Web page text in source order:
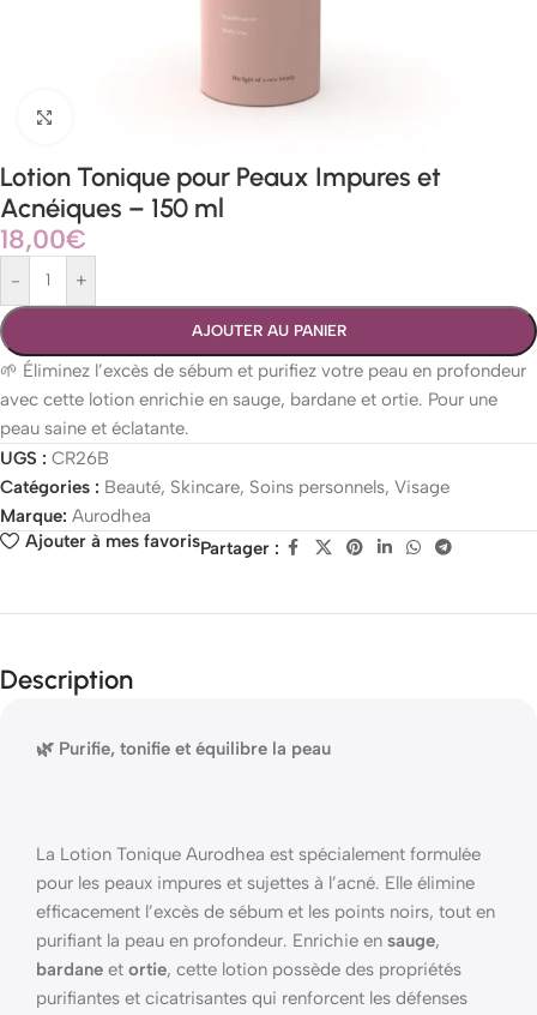
Lotion Tonique pour Peaux Impures et
Acnéiques – 150 ml
18,00€
- +
AJOUTER AU PANIER
🌱 Éliminez l’excès de sébum et purifiez votre peau en profondeur
avec cette lotion enrichie en sauge, bardane et ortie. Pour une
peau saine et éclatante.
UGS : CR26B
Catégories : Beauté, Skincare, Soins personnels, Visage
Marque: Aurodhea
Ajouter à mes favorisPartager :
Description
🌿 Purifie, tonifie et équilibre la peau
La Lotion Tonique Aurodhea est spécialement formulée
pour les peaux impures et sujettes à l’acné. Elle élimine
efficacement l’excès de sébum et les points noirs, tout en
purifiant la peau en profondeur. Enrichie en sauge,
bardane et ortie, cette lotion possède des propriétés
purifiantes et cicatrisantes qui renforcent les défenses